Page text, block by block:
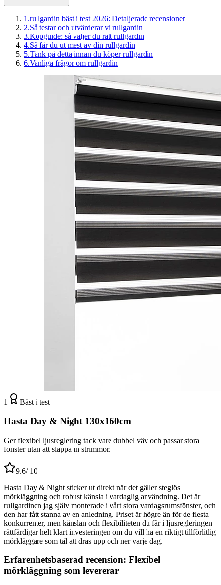
1 .rullgardin bäst i test 2026: Detaljerade recensioner
2.Så testar och utvärderar vi rullgardin
3.Köpguide: så väljer du rätt rullgardin
4.Så får du ut mest av din rullgardin
5.Tänk på detta innan du köper rullgardin
6.Vanliga frågor om rullgardin
1 Bäst i test
Hasta Day & Night 130x160cm
Ger flexibel ljusreglering tack vare dubbel väv och passar stora
fönster utan att släppa in strimmor.
9.6/ 10
Hasta Day & Night sticker ut direkt när det gäller steglös
mörkläggning och robust känsla i vardaglig användning. Det är
rullgardinen jag själv monterade i vårt stora vardagsrumsfönster, och
den har fått stanna av en anledning. Priset är högre än för de flesta
konkurrenter, men känslan och flexibiliteten du får i ljusregleringen
rättfärdigar helt klart investeringen om du vill ha en riktigt tillförlitlig
mörkläggare som tål att dras upp och ner varje dag.
Erfarenhetsbaserad recension: Flexibel
mörkläggning som levererar